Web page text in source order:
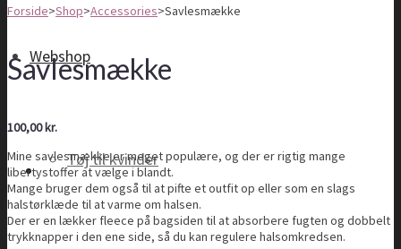
Webshop
Tøj til kvinder
Forside>Shop>Accessories>Savlesmække
Savlesmække
100,00kr.
Mine savlesmække er meget populære, og der er rigtig mange
libertystoffer at vælge i blandt.
Mange bruger dem også til at pifte et outfit op eller som en slags
halstørklæde til at varme om halsen.
Der er en lækker fleece på bagsiden til at absorbere fugten og dobbelt
trykknapper i den ene side, så du kan regulere halsomkredsen.